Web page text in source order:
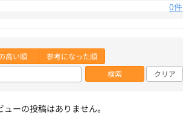
0件
高い順 参考になった順
検索 クリア
ーの投稿はありません。